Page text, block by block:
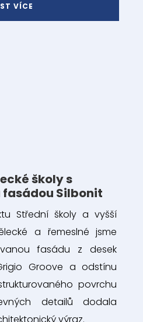
VÍCE
školy s
Silbonit
Střední školy a vyšší
a řemeslné jsme
fasádu z desek
Groove a odstínu
povrchu
detailů dodala